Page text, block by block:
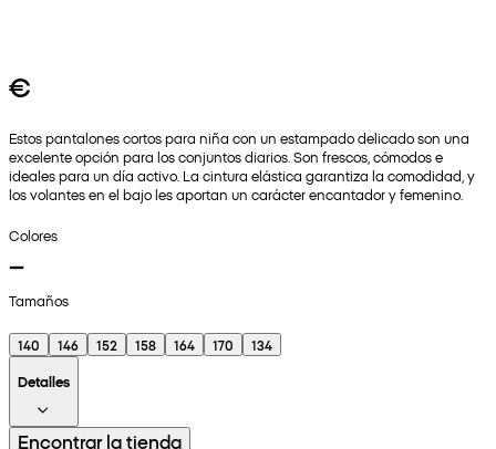
€
Estos pantalones cortos para niña con un estampado delicado son una
excelente opción para los conjuntos diarios. Son frescos, cómodos e
ideales para un día activo. La cintura elástica garantiza la comodidad, y
los volantes en el bajo les aportan un carácter encantador y femenino.
Colores
Tamaños
140 146 152 158 164 170
134
Detalles
Encontrar la tienda